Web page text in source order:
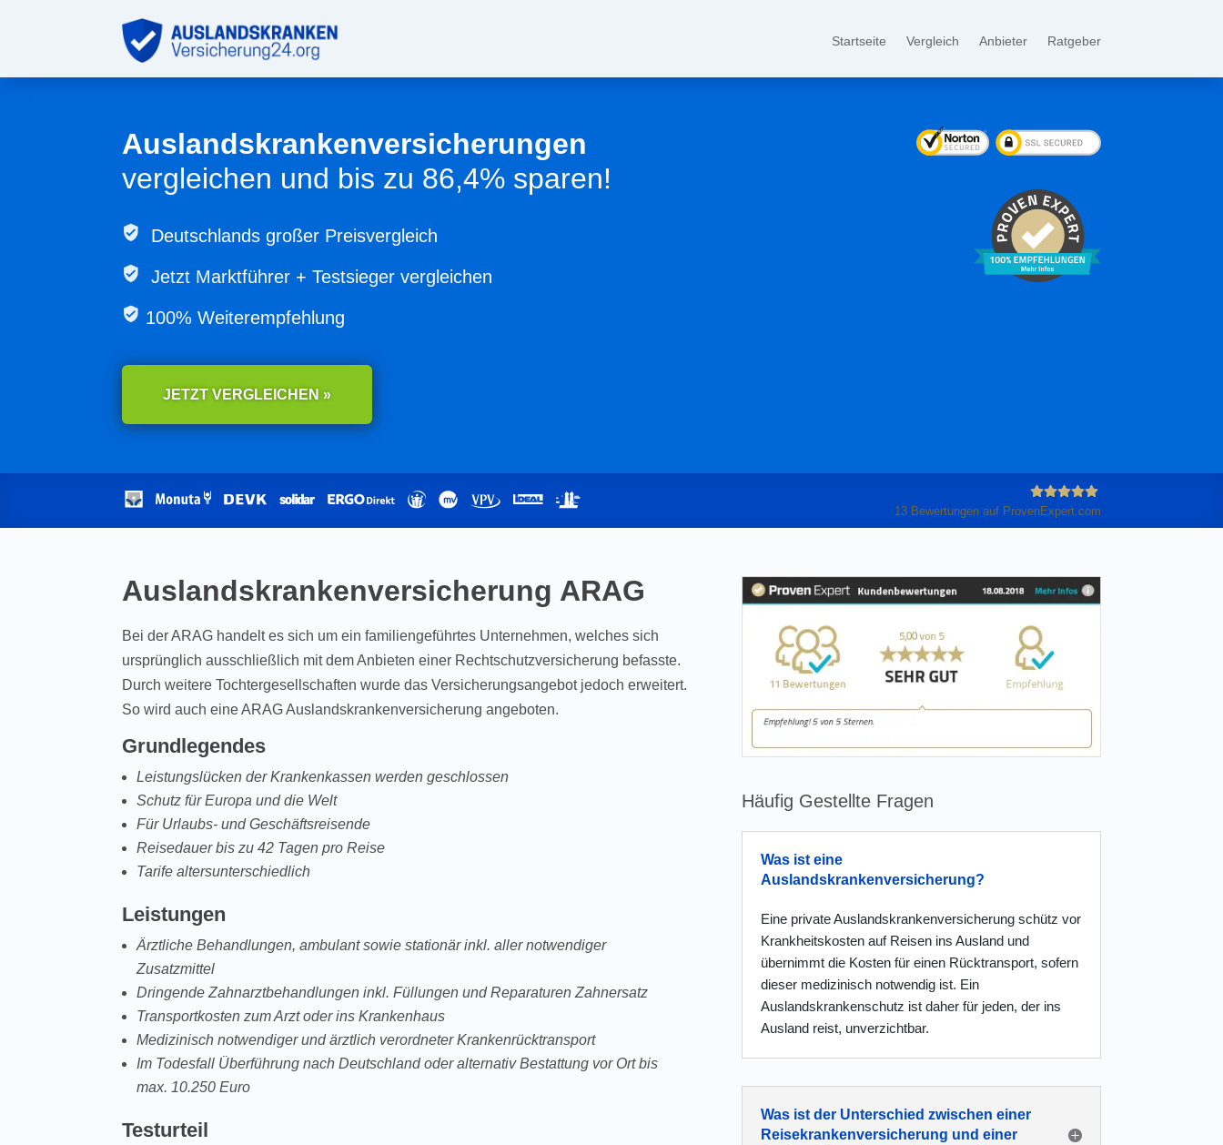
Startseite Vergleich Anbieter Ratgeber
Auslandskrankenversicherungen
vergleichen und bis zu 86,4% sparen!
Deutschlands großer Preisvergleich
Jetzt Marktführer + Testsieger vergleichen
100% Weiterempfehlung
JETZT VERGLEICHEN »
GmbH
13Bewertungen auf ProvenExpert.com
Auslandskrankenversicherung ARAG
Bei der ARAG handelt es sich um ein familiengeführtes Unternehmen, welches sich
ursprünglich ausschließlich mit dem Anbieten einer Rechtschutzversicherung befasste.
Durch weitere Tochtergesellschaften wurde das Versicherungsangebot jedoch erweitert.
So wird auch eine ARAG Auslandskrankenversicherung angeboten.
Grundlegendes
Leistungslücken der Krankenkassen werden geschlossen
Schutz für Europa und die Welt
Für Urlaubs- und Geschäftsreisende
Reisedauer bis zu 42 Tagen pro Reise
Tarife altersunterschiedlich
Leistungen
Ärztliche Behandlungen, ambulant sowie stationär inkl. aller notwendiger
Zusatzmittel
Dringende Zahnarztbehandlungen inkl. Füllungen und Reparaturen Zahnersatz
Transportkosten zum Arzt oder ins Krankenhaus
Medizinisch notwendiger und ärztlich verordneter Krankenrücktransport
Im Todesfall Überführung nach Deutschland oder alternativ Bestattung vor Ort bis
max. 10.250 Euro
Testurteil
Häufig Gestellte Fragen
Was ist eine
Auslandskrankenversicherung?
Eine private Auslandskrankenversicherung schütz vor
Krankheitskosten auf Reisen ins Ausland und
übernimmt die Kosten für einen Rücktransport, sofern
dieser medizinisch notwendig ist. Ein
Auslandskrankenschutz ist daher für jeden, der ins
Ausland reist, unverzichtbar.
Was ist der Unterschied zwischen einer
Reisekrankenversicherung und einer